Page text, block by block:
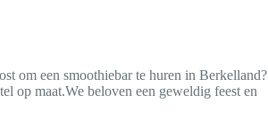
om een smoothiebar te huren in Berkelland?
op maat.We beloven een geweldig feest en